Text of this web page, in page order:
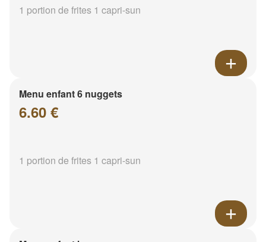
1 portion de frites 1 capri-sun
Menu enfant 6 nuggets
6.60 €
1 portion de frites 1 capri-sun